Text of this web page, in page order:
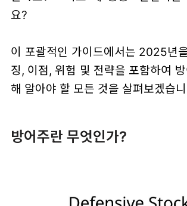
요?
이 포괄적인 가이드에서는 2025년
징, 이점, 위험 및 전략을 포함하여
해 알아야 할 모든 것을 살펴보겠습
방어주란 무엇인가?